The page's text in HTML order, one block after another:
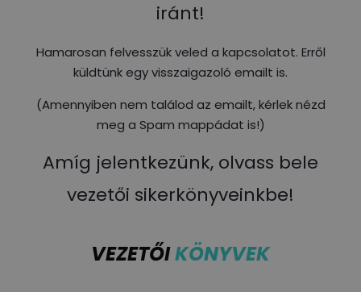
iránt!
Hamarosan felvesszük veled a kapcsolatot. Erről
küldtünk egy visszaigazoló emailt is.
(Amennyiben nem találod az emailt, kérlek nézd
meg a Spam mappádat is!)
Amíg jelentkezünk, olvass bele
vezetői sikerkönyveinkbe!
VEZETŐIKÖNYVEK